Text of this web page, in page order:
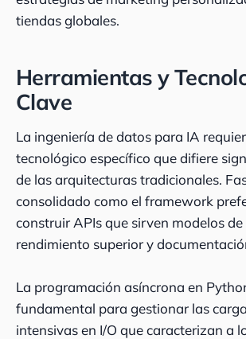
tiendas globales.
Herramientas y
Clave
La ingeniería de datos para IA
tecnológico específico que difiere
de las arquitecturas tradicionales.
consolidado como el framework
construir APIs que sirven modelos de
rendimiento superior y
La programación asíncrona en
fundamental para gestionar las
intensivas en I/O que caracterizan a